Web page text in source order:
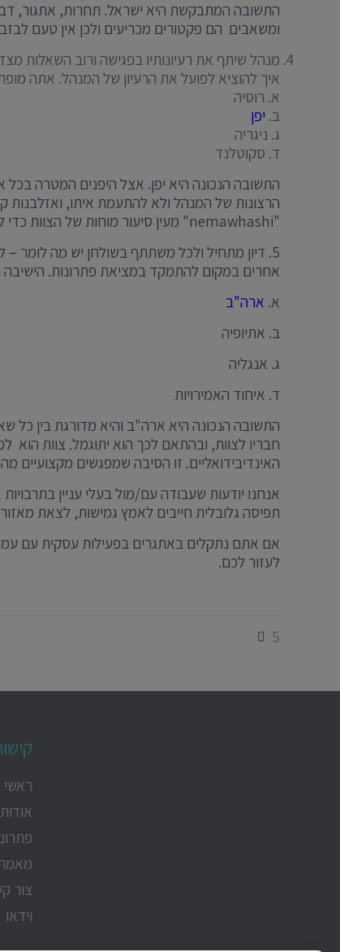
התשובה המתבקשת היא ישראל. תחרות, אתגור,
ומשאבים הם פקטורים מכריעים ולכן אין טעם
מנהל שיתף את רעיונותיו בפגישה ורוב השאלות
איך להוציא לפועל את הרעיון של המנהל. אתה
א. רוסיה
ב. יפן
ג. ניגריה
ד. סקוטלנד
התשובה הנכונה היא יפן. אצל היפנים המטרה בכל
הרצונות של המנהל ולא להתעמת איתו, ואזלבנות
"nemawhashi" מעין סיעור מוחות של הצוות כדי להתניע רעיונות, ליישר קו עם רעיונות שלא בקונצנזוס ולאחר מכן להציג תוצאות למנהל.
5. דיון מתחיל ולכל משתתף בשולחן יש מה לומר
אחרים במקום להתמקד במציאת פתרונות.
א. ארה"ב
ב. אתיופיה
ג. אנגליה
ד. איחוד האמירויות
התשובה הנכונה היא ארה"ב והיא מדורגת בין כל
חבריו לצוות, ובהתאם לכך הוא יתוגמל. צוות
האינדיבידואליים. זו הסיבה שמפגשים
אנחנו יודעות שעבודה עם/מול בעלי עניין
תפיסה גלובלית חייבים לאמץ גמישות, לצאת
לעזור לכם.
5
ראשי
אודות
צור
וידאו